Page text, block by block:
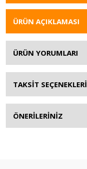
ÜRÜN AÇIKLAMASI
ÜRÜN YORUMLARI
TAKSİT SEÇENEKLERİ
ÖNERİLERİNİZ